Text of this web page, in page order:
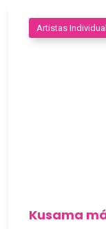
Artistas
Kusama